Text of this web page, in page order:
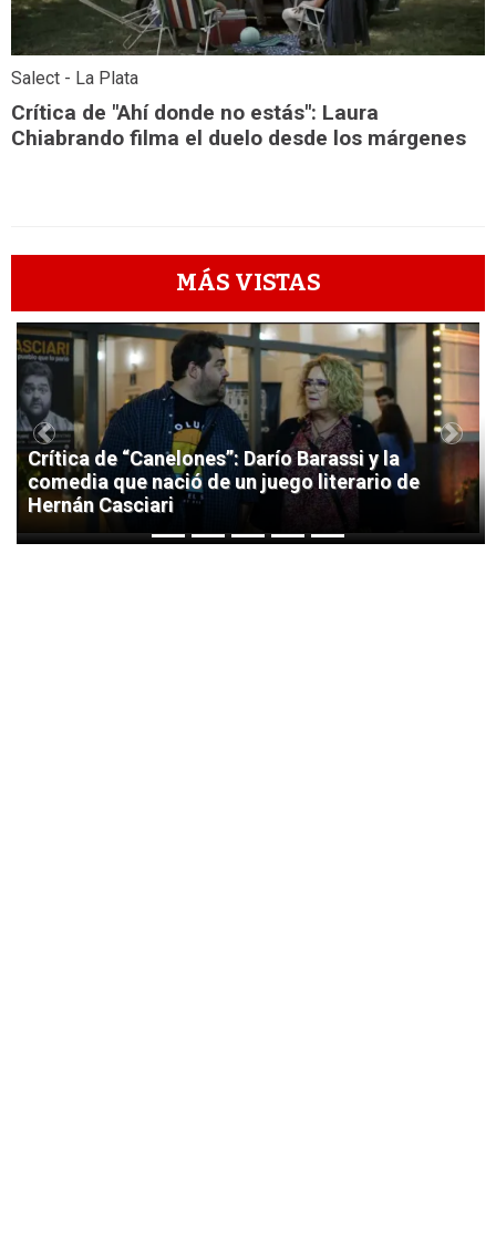
Salect - La Plata
Crítica de "Ahí donde no estás": Laura
Chiabrando filma el duelo desde los márgenes
MÁS VISTAS
1
Crítica de “Canelones”: Darío Barassi y la
comedia que nació de un juego literario de
Hernán Casciari
Previous Next